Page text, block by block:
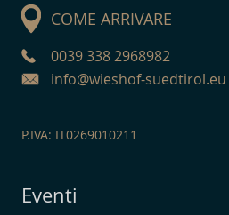
COME ARRIVARE
0039 338 2968982
info@wieshof-suedtirol.eu
P.IVA: IT0269010211
Eventi